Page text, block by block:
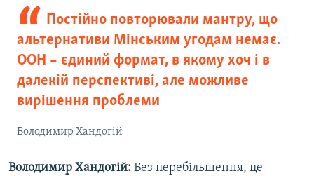
Постійно повторювали мантру, що
альтернативи Мінським угодам немає.
ООН – єдиний формат, в якому хоч і в
далекій перспективі, але можливе
вирішення проблеми
Володимир Хандогій
Володимир Хандогій: Без перебільшення, це